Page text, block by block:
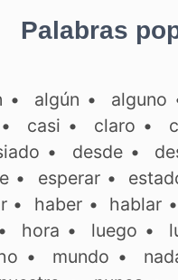
Palabras
• algún • alguno
• casi • claro •
• desde•
• esperar•
• haber • hablar •
hora • luego •
• mundo •